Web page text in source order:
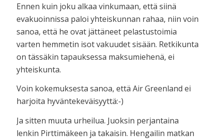
Ennen kuin joku alkaa vinkumaan, että siinä
evakuoinnissa paloi yhteiskunnan rahaa, niin voin
sanoa, että he ovat jättäneet pelastustoimia
varten hemmetin isot vakuudet sisään. Retkikunta
on tässäkin tapauksessa maksumiehenä, ei
yhteiskunta.
Voin kokemuksesta sanoa, että Air Greenland ei
harjoita hyväntekeväisyyttä:-)
Ja sitten muuta urheilua. Juoksin perjantaina
lenkin Pirttimäkeen ja takaisin. Hengailin matkan